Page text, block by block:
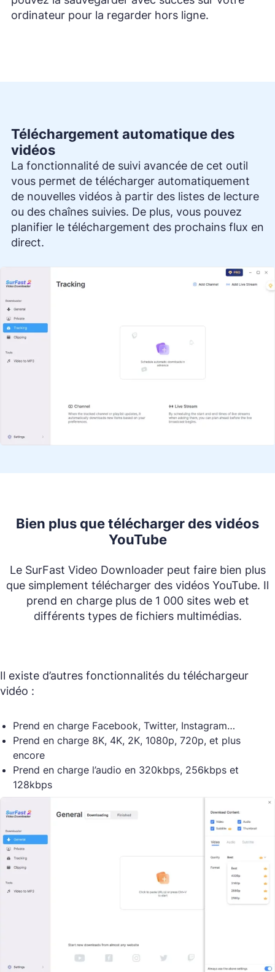
ordinateur pour la regarder hors ligne.
Téléchargement automatique des
vidéos
La fonctionnalité de suivi avancée de cet outil
vous permet de télécharger automatiquement
de nouvelles vidéos à partir des listes de lecture
ou des chaînes suivies. De plus, vous pouvez
planifier le téléchargement des prochains flux en
direct.
Bien plus que télécharger des vidéos
YouTube
Le SurFast Video Downloader peut faire bien plus
que simplement télécharger des vidéos YouTube. Il
prend en charge plus de 1 000 sites web et
différents types de fichiers multimédias.
Il existe d’autres fonctionnalités du téléchargeur
vidéo :
Prend en charge Facebook, Twitter, Instagram…
Prend en charge 8K, 4K, 2K, 1080p, 720p, et plus
encore
Prend en charge l’audio en 320kbps, 256kbps et
128kbps